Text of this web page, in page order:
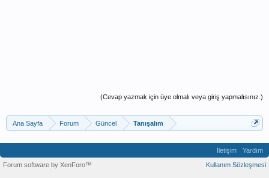
(Cevap yazmak için üye olmalı veya giriş yapmalısınız.)
Ana Sayfa Forum Güncel Tanışalım
İletişim
Yardım
Kullanım Sözleşmesi
Forum software by XenForo™